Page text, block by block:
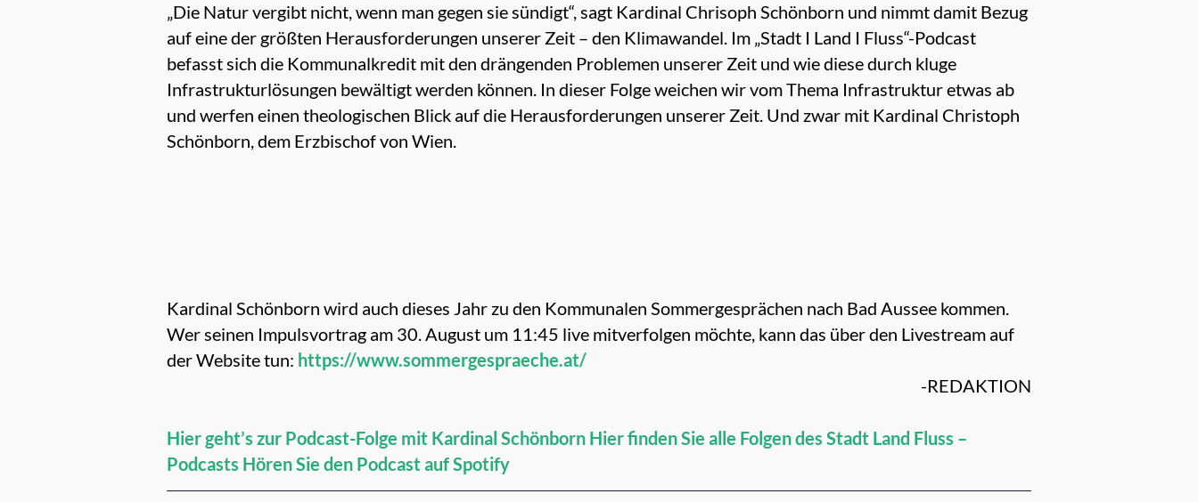
„Die Natur vergibt nicht, wenn man gegen sie sündigt“, sagt Kardinal Chrisoph Schönborn und nimmt damit Bezug
auf eine der größten Herausforderungen unserer Zeit – den Klimawandel. Im „Stadt I Land I Fluss“-Podcast
befasst sich die Kommunalkredit mit den drängenden Problemen unserer Zeit und wie diese durch kluge
Infrastrukturlösungen bewältigt werden können. In dieser Folge weichen wir vom Thema Infrastruktur etwas ab
und werfen einen theologischen Blick auf die Herausforderungen unserer Zeit. Und zwar mit Kardinal Christoph
Schönborn, dem Erzbischof von Wien.
Kardinal Schönborn wird auch dieses Jahr zu den Kommunalen Sommergesprächen nach Bad Aussee kommen.
Wer seinen Impulsvortrag am 30. August um 11:45 live mitverfolgen möchte, kann das über den Livestream auf
der Website tun: https://www.sommergespraeche.at/
-REDAKTION
Hier geht’s zur Podcast-Folge mit Kardinal Schönborn Hier finden Sie alle Folgen des Stadt Land Fluss –
Podcasts Hören Sie den Podcast auf Spotify